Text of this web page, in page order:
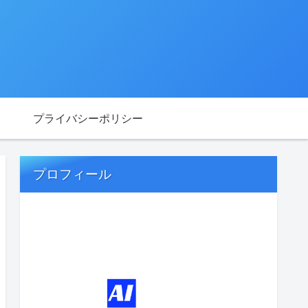
プライバシーポリシー
プロフィール